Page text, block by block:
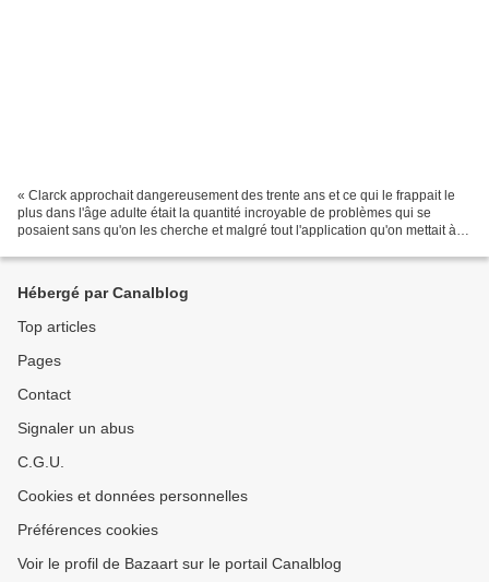
« Clarck approchait dangereusement des trente ans et ce qui le frappait le
plus dans l'âge adulte était la quantité incroyable de problèmes qui se
posaient sans qu'on les cherche et malgré tout l'application qu'on mettait à
Hébergé par Canalblog
Top articles
Pages
Contact
Signaler un abus
C.G.U.
Cookies et données personnelles
Préférences cookies
Voir le profil de Bazaart sur le portail Canalblog